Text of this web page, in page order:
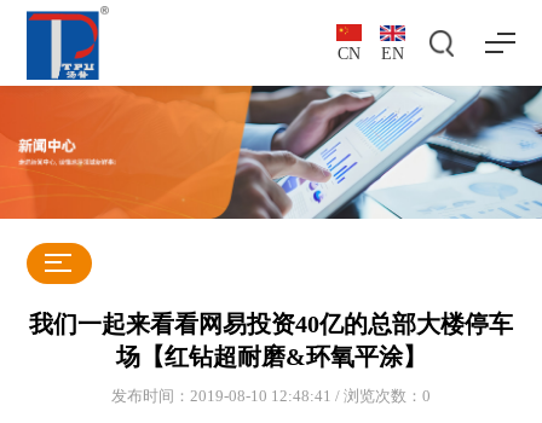
CN EN
我们一起来看看网易投资40亿的总部大楼停车
场【红钻超耐磨&环氧平涂】
发布时间：2019-08-10 12:48:41 / 浏览次数： 0